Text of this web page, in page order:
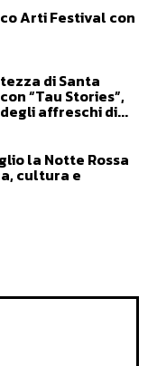
Arti Festival con
di Santa
“Tau Stories”,
affreschi di...
la Notte Rossa
cultura e